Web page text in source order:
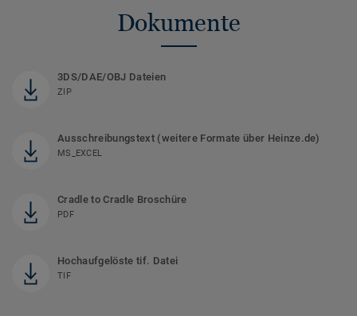
Dokumente
3DS/DAE/OBJ Dateien
ZIP
Ausschreibungstext (weitere Formate über Heinze.de)
MS_EXCEL
Cradle to Cradle Broschüre
PDF
Hochaufgelöste tif. Datei
TIF